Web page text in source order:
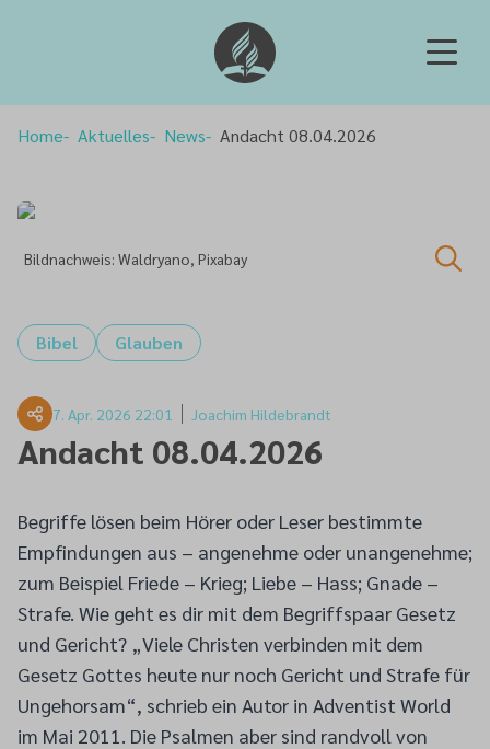
Home Aktuelles News Andacht 08.04.2026
Bildnachweis: Waldryano, Pixabay
Bibel Glauben
7. Apr. 2026 22:01 Joachim Hildebrandt
Andacht 08.04.2026
Begriffe lösen beim Hörer oder Leser bestimmte
Empfindungen aus – angenehme oder unangenehme;
zum Beispiel Friede – Krieg; Liebe – Hass; Gnade –
Strafe. Wie geht es dir mit dem Begriffspaar Gesetz
und Gericht? „Viele Christen verbinden mit dem
Gesetz Gottes heute nur noch Gericht und Strafe für
Ungehorsam“, schrieb ein Autor in Adventist World
im Mai 2011. Die Psalmen aber sind randvoll von